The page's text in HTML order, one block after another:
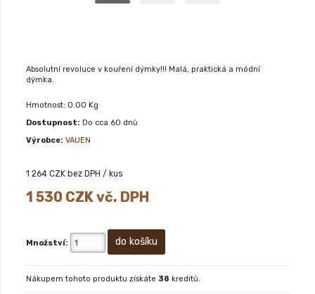
Absolutní revoluce v kouření dýmky!!! Malá, praktická a módní
dýmka.
Hmotnost: 0.00 Kg
Dostupnost: Do cca 60 dnů
Výrobce: VAUEN
1 264 CZK bez DPH / kus
1 530 CZK vč. DPH
Množství:
Nákupem tohoto produktu získáte 38 kreditů.